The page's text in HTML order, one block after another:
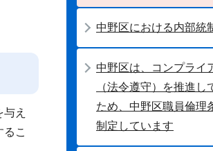
え
こ
中野区における内部統
中野区は、コンプライ
（法令遵守）を推進し
ため、中野区職員倫理
制定しています